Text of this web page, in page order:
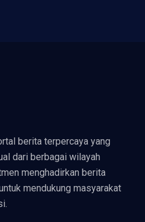
berita terpercaya yang
dari berbagai wilayah
menghadirkan berita
mendukung masyarakat